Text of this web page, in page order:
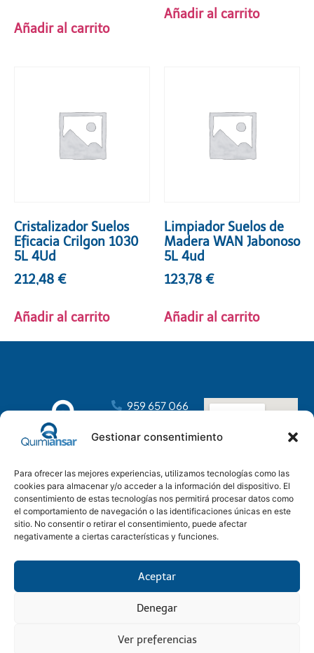
Gestionar consentimiento
Para ofrecer las mejores experiencias, utilizamos tecnologías como las
cookies para almacenar y/o acceder a la información del dispositivo. El
consentimiento de estas tecnologías nos permitirá procesar datos como
el comportamiento de navegación o las identificaciones únicas en este
sitio. No consentir o retirar el consentimiento, puede afectar
negativamente a ciertas características y funciones.
Aceptar
Denegar
Ver preferencias
Añadir al carrito
Añadir al carrito
Cristalizador Suelos
Eficacia Crilgon 1030
5L 4Ud
212,48 €
Añadir al carrito
Limpiador Suelos de
Madera WAN Jabonoso
5L 4ud
123,78 €
Añadir al carrito
959 657 066
Tartessos, C.
C, nave 14
21610 San Juan
del Puerto,
Huelva
Política Privacidad
Onutactil Soluciones Tecnológicas & Marketing Digital